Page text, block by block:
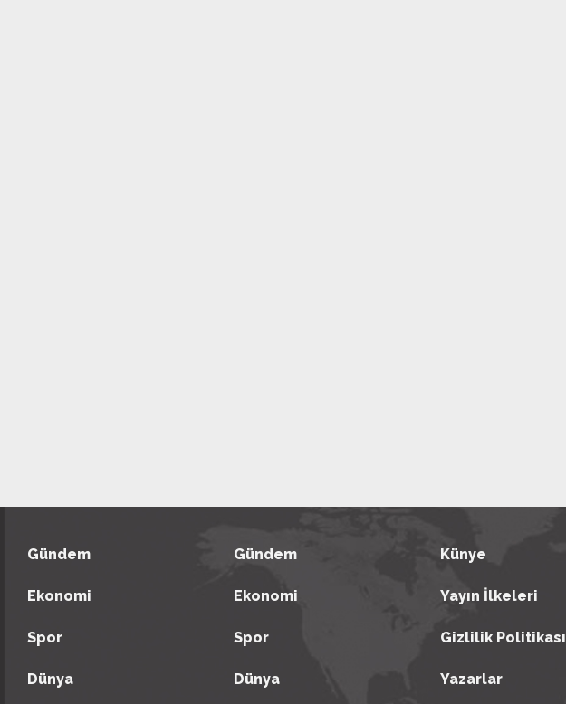
Gündem
Ekonomi
Spor
Dünya
Gündem
Ekonomi
Spor
Dünya
Künye
Yayın İlkeleri
Gizlilik Politikası
Yazarlar